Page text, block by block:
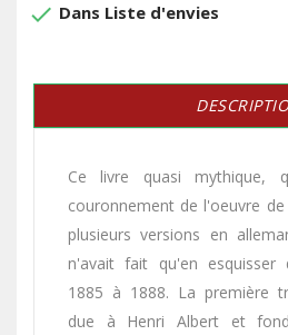
done Dans Liste d'envies
Ce livre quasi mythique,
couronnement de l'oeuvre
plusieurs versions en
n'avait fait qu'en esquisser
1885 à 1888. La première
due à Henri Albert et